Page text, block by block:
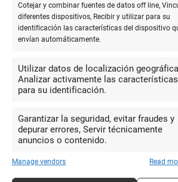
Cotejar y combinar fuentes de datos off line,
diferentes dispositivos, Recibir y utilizar para su
identificación las características del dispositivo
envían automáticamente.
Utilizar datos de localización
Analizar activamente las
para su identificación.
Garantizar la seguridad, evitar fraudes y
depurar errores, Servir técnicamente
anuncios o contenido.
Manage vendors Read
Verónica
Productos, en su
muy mala calidad y
cero profesionalidad.
Blanca
productos y buen